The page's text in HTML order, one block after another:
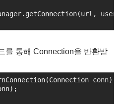
를 통해 Connection을 반환받
conn)